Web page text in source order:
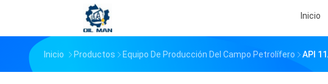
Inicio
Inicio Productos Equipo De Producción Del Campo Petrolífero API